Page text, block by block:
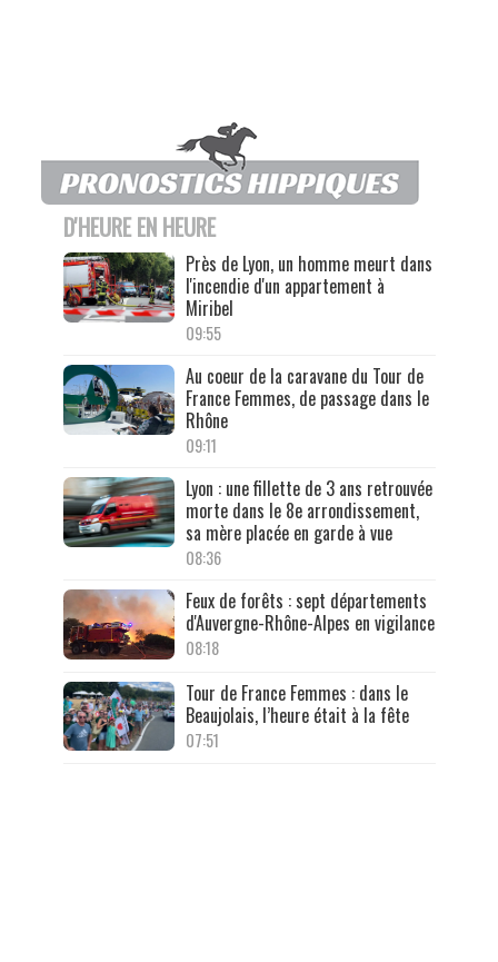
D'HEURE EN HEURE
Près de Lyon, un homme meurt dans
l'incendie d'un appartement à
Miribel
09:55
Au coeur de la caravane du Tour de
France Femmes, de passage dans le
Rhône
09:11
Lyon : une fillette de 3 ans retrouvée
morte dans le 8e arrondissement,
sa mère placée en garde à vue
08:36
Feux de forêts : sept départements
d'Auvergne-Rhône-Alpes en vigilance
08:18
Tour de France Femmes : dans le
Beaujolais, l’heure était à la fête
07:51